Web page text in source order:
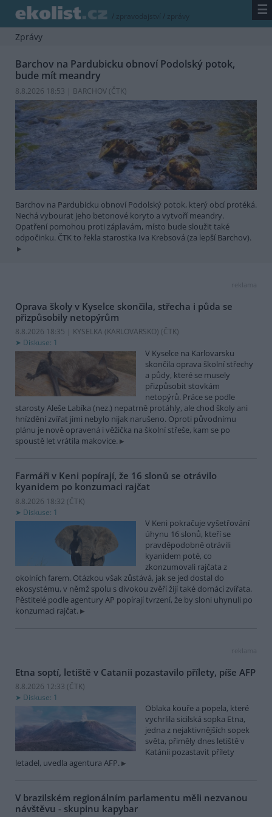
/ zpravodajství / zprávy ☰
Zprávy
Barchov na Pardubicku obnoví Podolský potok,
bude mít meandry
8.8.2026 18:53 | BARCHOV (ČTK)
Barchov na Pardubicku obnoví Podolský potok, který obcí protéká.
Nechá vybourat jeho betonové koryto a vytvoří meandry.
Opatření pomohou proti záplavám, místo bude sloužit také
odpočinku. ČTK to řekla starostka Iva Krebsová (za lepší Barchov).
reklama
Oprava školy v Kyselce skončila, střecha i půda se
přizpůsobily netopýrům
8.8.2026 18:35 | KYSELKA (KARLOVARSKO) (ČTK)
Diskuse: 1
V Kyselce na Karlovarsku
skončila oprava školní střechy
a půdy, které se musely
přizpůsobit stovkám
netopýrů. Práce se podle
starosty Aleše Labíka (nez.) nepatrně protáhly, ale chod školy ani
hnízdění zvířat jimi nebylo nijak narušeno. Oproti původnímu
plánu je nově opravená i věžička na školní střeše, kam se po
spoustě let vrátila makovice.
Farmáři v Keni popírají, že 16 slonů se otrávilo
kyanidem po konzumaci rajčat
8.8.2026 18:32 (ČTK)
Diskuse: 1
V Keni pokračuje vyšetřování
úhynu 16 slonů, kteří se
pravděpodobně otrávili
kyanidem poté, co
zkonzumovali rajčata z
okolních farem. Otázkou však zůstává, jak se jed dostal do
ekosystému, v němž spolu s divokou zvěří žijí také domácí zvířata.
Pěstitelé podle agentury AP popírají tvrzení, že by sloni uhynuli po
konzumaci rajčat.
reklama
Etna soptí, letiště v Catanii pozastavilo přílety, píše AFP
8.8.2026 12:33 (ČTK)
Diskuse: 1
Oblaka kouře a popela, které
vychrlila sicilská sopka Etna,
jedna z nejaktivnějších sopek
světa, přiměly dnes letiště v
Katánii pozastavit přílety
letadel, uvedla agentura AFP.
V brazilském regionálním parlamentu měli nezvanou
návštěvu - skupinu kapybar